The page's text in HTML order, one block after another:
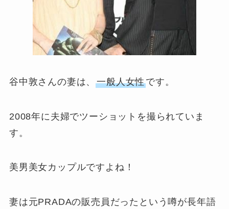
谷中敦さんの妻は、一般人女性です。
2008年に夫婦でツーショットを撮られていま
す。
美男美女カップルですよね！
妻は元PRADAの販売員だったという噂が長年語